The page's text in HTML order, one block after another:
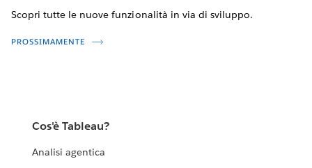
Scopri tutte le nuove funzionalità in via di sviluppo.
PROSSIMAMENTE
Cos'è Tableau?
Analisi agentica